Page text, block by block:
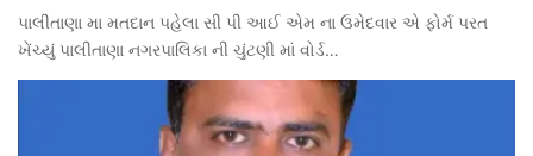
પાલીતાણા મા મતદાન પહેલા સી પી આઈ એમ ના ઉમેદવાર એ ફોર્મ પરત
ખેંચ્યું પાલીતાણા નગરપાલિકા ની ચુંટણી માં વોર્ડ…